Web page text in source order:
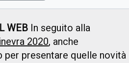
WEB In seguito alla
2020, anche
per presentare quelle novità